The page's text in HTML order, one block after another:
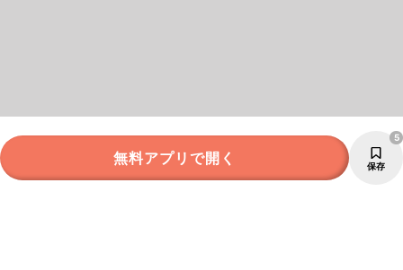
無料アプリで開く 保存
5